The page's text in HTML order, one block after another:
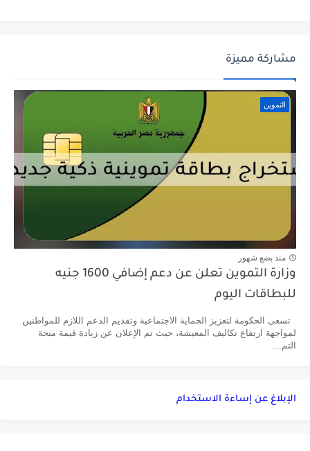
مشاركة مميزة
التموين
منذ بضع شهور
وزارة التموين تعلن عن دعم إضافي 1600 جنيه
للبطاقات اليوم
تسعى الحكومة لتعزيز الحماية الاجتماعية وتقديم الدعم اللازم للمواطنين
لمواجهة ارتفاع تكاليف المعيشة، حيث تم الإعلان عن زيادة قيمة منحة
التم...
الإبلاغ عن إساءة الاستخدام